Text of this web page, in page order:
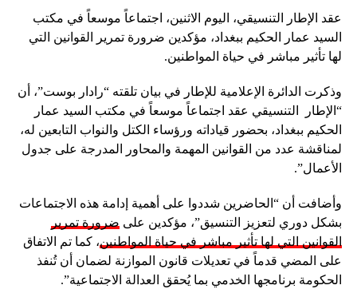
عقد الإطار التنسيقي، اليوم الاثنين، اجتماعاً موسعاً في مكتب
السيد عمار الحكيم ببغداد، مؤكدين ضرورة تمرير القوانين التي
لها تأثير مباشر في حياة المواطنين.
وذكرت الدائرة الإعلامية للإطار في بيان تلقته “رادار بوست”، أن
“الإطار التنسيقي عقد اجتماعاً موسعاً في مكتب السيد عمار
الحكيم ببغداد، بحضور قياداته ورؤساء الكتل والنواب التابعين له،
لمناقشة عدد من القوانين المهمة والمحاور المدرجة على جدول
الأعمال”.
وأضافت أن “الحاضرين شددوا على أهمية إدامة هذه الاجتماعات
بشكل دوري لتعزيز التنسيق”، مؤكدين على ضرورة تمرير
القوانين التي لها تأثير مباشر في حياة المواطنين، كما تم الاتفاق
على المضي قدماً في تعديلات قانون الموازنة لضمان أن تُنفذ
الحكومة برنامجها الخدمي بما يُحقق العدالة الاجتماعية”.